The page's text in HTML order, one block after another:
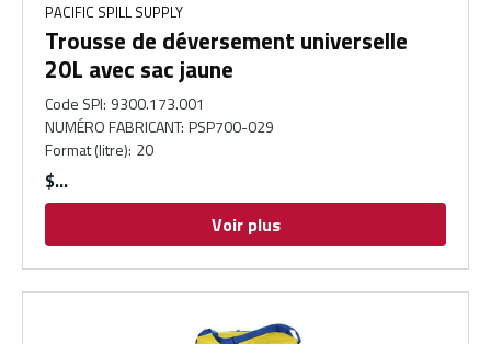
PACIFIC SPILL SUPPLY
Trousse de déversement universelle
20L avec sac jaune
Code SPI: 9300.173.001
NUMÉRO FABRICANT: PSP700-029
Format (litre): 20
$
Voir plus